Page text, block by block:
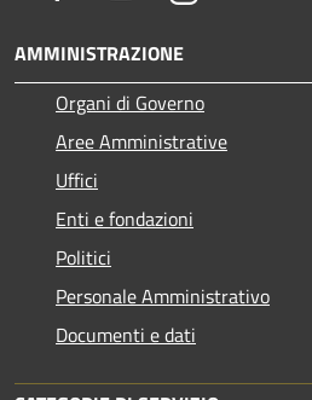
AMMINISTRAZIONE
Organi di Governo
Aree Amministrative
Uffici
Enti e fondazioni
Politici
Personale Amministrativo
Documenti e dati